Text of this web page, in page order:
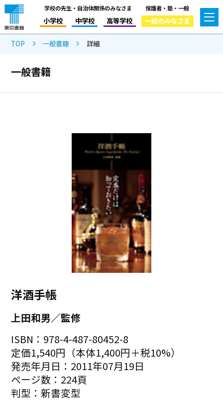
学校の先生・自治体関係のみなさま
小学校 中学校 高等学校
保護者・塾・一般
一般のみなさま
TOP 一般書籍 詳細
一般書籍
洋酒手帳
上田和男／監修
ISBN：978-4-487-80452-8
定価1,540円（本体1,400円＋税10%）
発売年月日：2011年07月19日
ページ数：224頁
判型：新書変型